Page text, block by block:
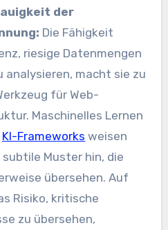
der
Die Fähigkeit
riesige Datenmengen
analysieren, macht sie zu
fürWeb-
Maschinelles Lernen
KI-Frameworks weisen
Muster hin, die
übersehen. Auf
Risiko, kritische
zu übersehen,